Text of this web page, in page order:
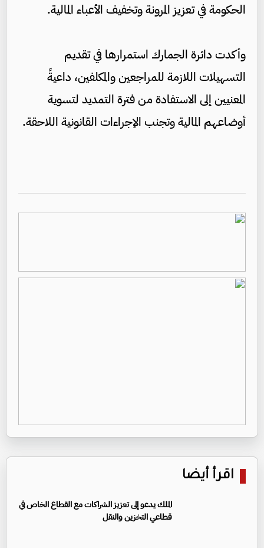
الحكومة في تعزيز المرونة وتخفيف الأعباء المالية.
وأكدت دائرة الجمارك استمرارها في تقديم
التسهيلات اللازمة للمراجعين والمكلفين، داعيةً
المعنيين إلى الاستفادة من فترة التمديد لتسوية
أوضاعهم المالية وتجنب الإجراءات القانونية اللاحقة.
اقرأ أيضا
الملك يدعو إلى تعزيز الشراكات مع القطاع الخاص في
قطاعي التخزين والنقل